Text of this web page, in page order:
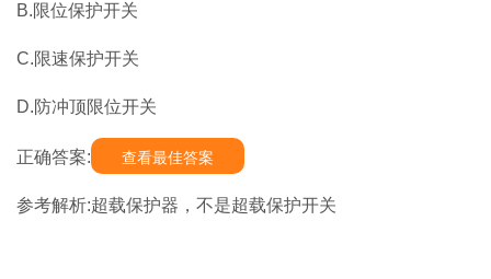
B.限位保护开关
C.限速保护开关
D.防冲顶限位开关
正确答案: 查看最佳答案
参考解析:超载保护器，不是超载保护开关